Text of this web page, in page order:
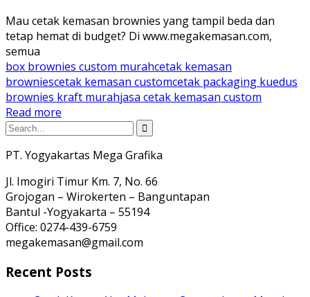
Mau cetak kemasan brownies yang tampil beda dan
tetap hemat di budget? Di www.megakemasan.com,
semua
box brownies custom murahcetak kemasan
browniescetak kemasan customcetak packaging kuedus
brownies kraft murahjasa cetak kemasan custom
Read more
PT. Yogyakartas Mega Grafika
Jl. Imogiri Timur Km. 7, No. 66
Grojogan – Wirokerten – Banguntapan
Bantul -Yogyakarta – 55194
Office: 0274-439-6759
megakemasan@gmail.com
Recent Posts